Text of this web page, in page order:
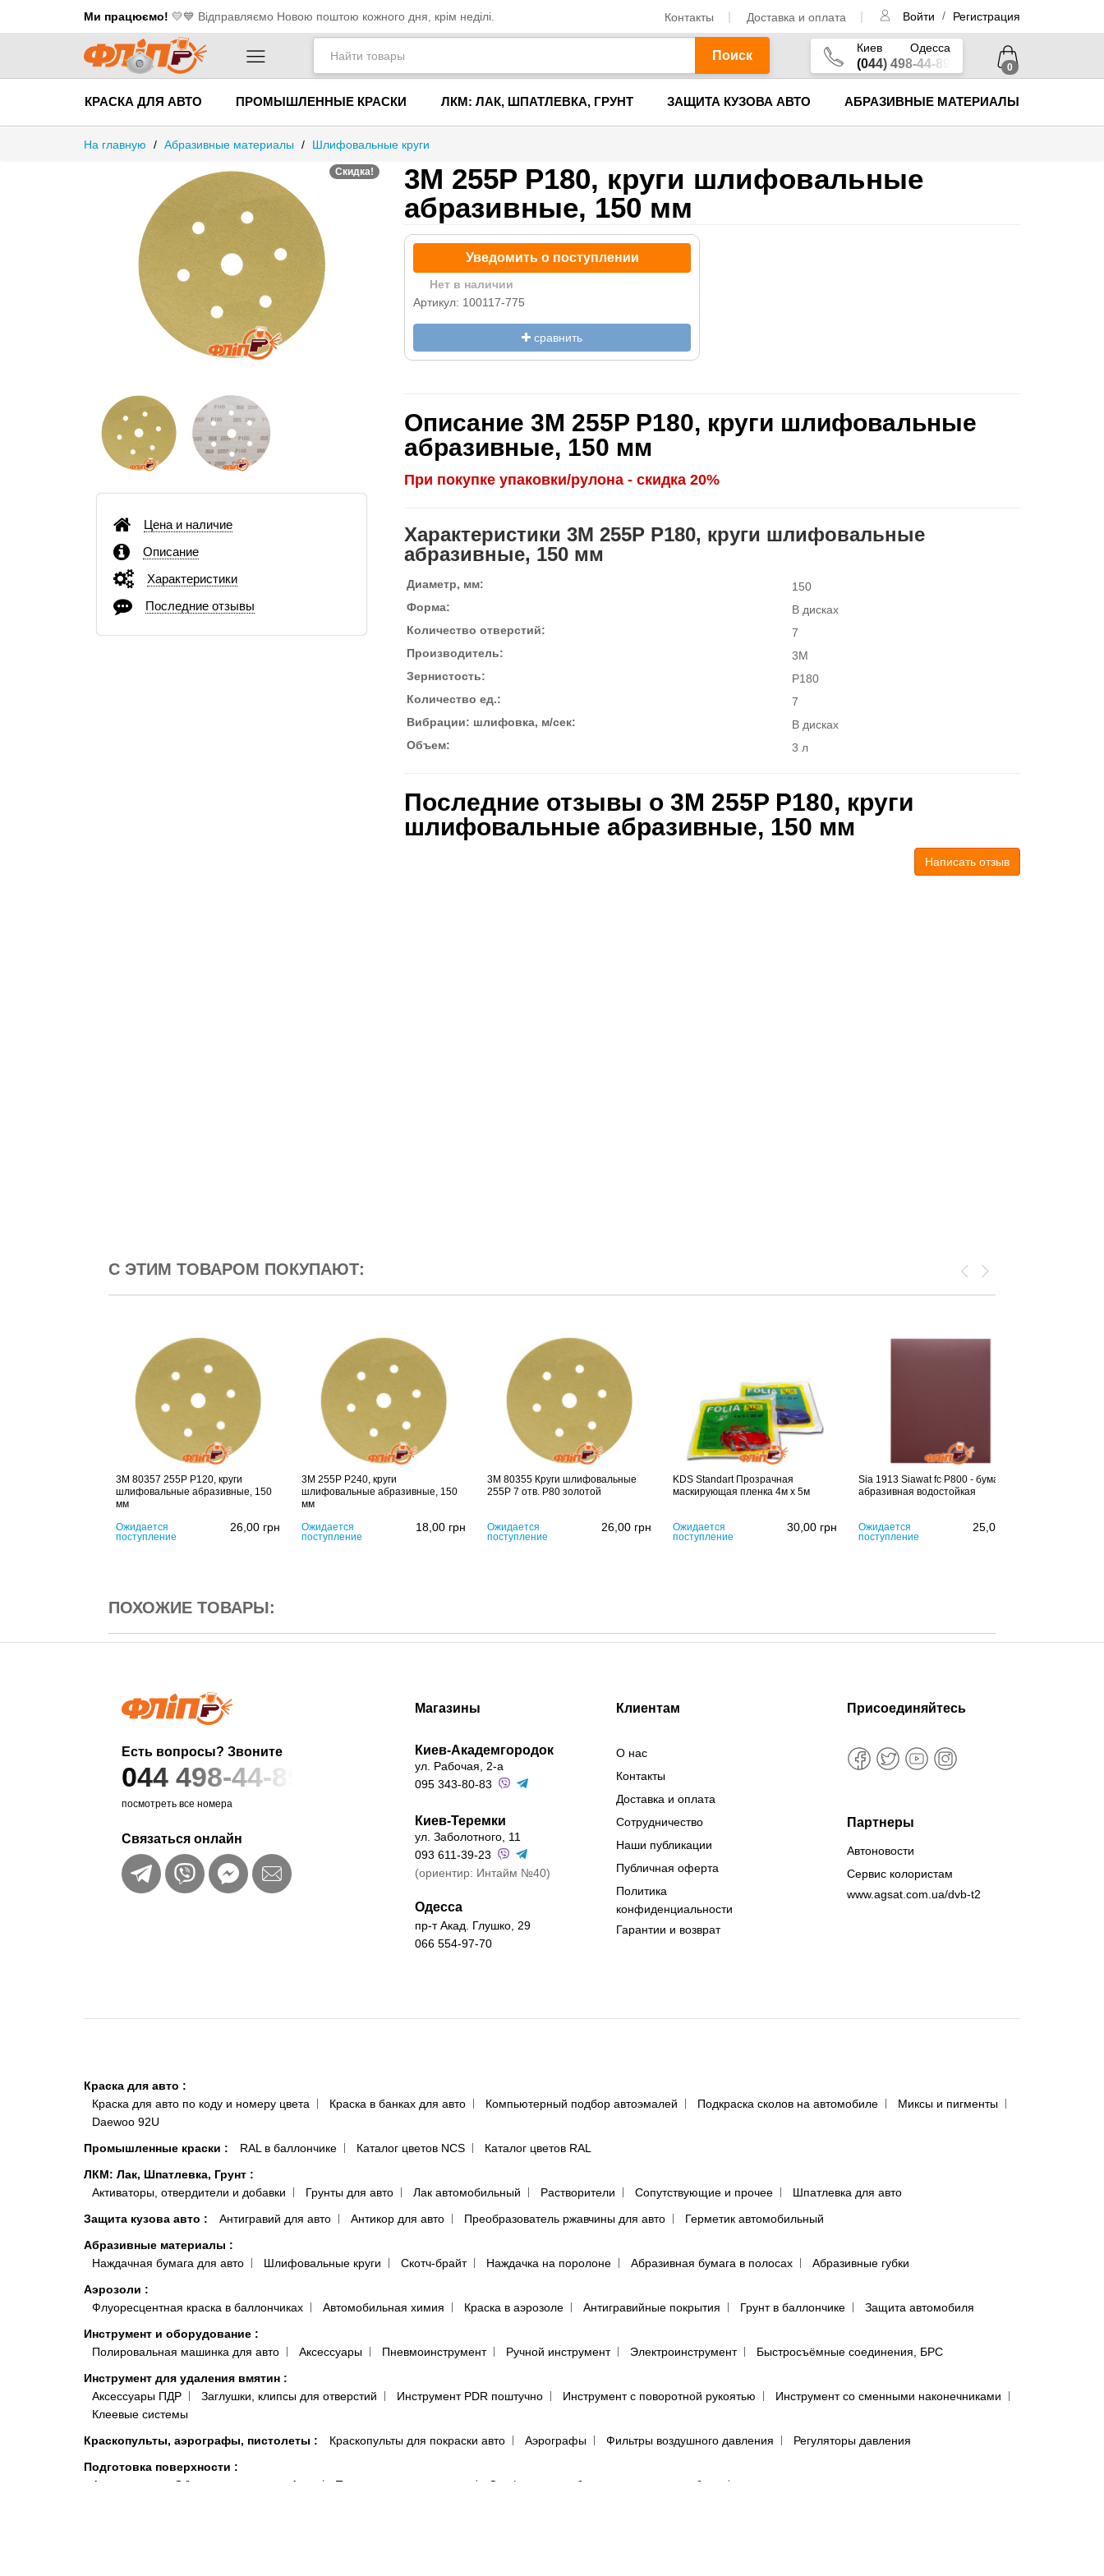
Ми працюємо! 💛​💙 Відправляємо Новою поштою кожного дня, крім неділі. Контакты Доставка и оплата Войти / Регистрация
Поиск
Киев Одесса
(044) 498-44-89 0
КРАСКА ДЛЯ АВТО ПРОМЫШЛЕННЫЕ КРАСКИ ЛКМ: ЛАК, ШПАТЛЕВКА, ГРУНТ ЗАЩИТА КУЗОВА АВТО АБРАЗИВНЫЕ МАТЕРИАЛЫ
На главную / Абразивные материалы / Шлифовальные круги
Скидка!
Цена и наличие
Описание
Характеристики
Последние отзывы
3M 255P P180, круги шлифовальные
абразивные, 150 мм
Уведомить о поступлении
Нет в наличии
Артикул: 100117-775
сравнить
Описание 3M 255P P180, круги шлифовальные
абразивные, 150 мм
При покупке упаковки/рулона - скидка 20%
Характеристики 3M 255P P180, круги шлифовальные
абразивные, 150 мм
Диаметр, мм:
150
Форма:
В дисках
Количество отверстий:
7
Производитель:
3M
Зернистость:
P180
Количество ед.:
7
Вибрации: шлифовка, м/сек:
В дисках
Объем:
3 л
Последние отзывы о 3M 255P P180, круги
шлифовальные абразивные, 150 мм
Написать отзыв
С ЭТИМ ТОВАРОМ ПОКУПАЮТ:
3M 80357 255P P120, круги
шлифовальные абразивные, 150
мм
Ожидается
поступление
26,00 грн
3M 255P P240, круги
шлифовальные абразивные, 150
мм
Ожидается
поступление
18,00 грн
3M 80355 Круги шлифовальные
255P 7 отв. P80 золотой
Ожидается
поступление
26,00 грн
KDS Standart Прозрачная
маскирующая пленка 4м х 5м
Ожидается
поступление
30,00 грн
Sia 1913 Siawat fc P800 - бумага
абразивная водостойкая
Ожидается
поступление
25,00
ПОХОЖИЕ ТОВАРЫ:
Есть вопросы? Звоните
044 498-44-89
посмотреть все номера
Связаться онлайн
Магазины
Киев-Академгородок
ул. Рабочая, 2-а
095 343-80-83
Киев-Теремки
ул. Заболотного, 11
093 611-39-23
(ориентир: Интайм №40)
Одесса
пр-т Акад. Глушко, 29
066 554-97-70
Клиентам
О нас
Контакты
Доставка и оплата
Сотрудничество
Наши публикации
Публичная оферта
Политика
конфиденциальности
Гарантии и возврат
Присоединяйтесь
Партнеры
Автоновости
Сервис колористам
www.agsat.com.ua/dvb-t2
Краска для авто :
Краска для авто по коду и номеру цвета
Краска в банках для авто Компьютерный подбор автоэмалей Подкраска сколов на автомобиле
Миксы и пигменты
Daewoo 92U
Промышленные краски : RAL в баллончике Каталог цветов NCS
Каталог цветов RAL
ЛКМ: Лак, Шпатлевка, Грунт :
Активаторы, отвердители и добавки
Грунты для авто Лак автомобильный Растворители Сопутствующие и прочее
Шпатлевка для авто
Защита кузова авто : Антигравий для авто Антикор для авто Преобразователь ржавчины для авто
Герметик автомобильный
Абразивные материалы :
Наждачная бумага для авто
Шлифовальные круги Скотч-брайт Наждачка на поролоне Абразивная бумага в полосах
Абразивные губки
Аэрозоли :
Флуоресцентная краска в баллончиках
Автомобильная химия Краска в аэрозоле Антигравийные покрытия Грунт в баллончике
Защита автомобиля
Инструмент и оборудование :
Полировальная машинка для авто
Аксессуары Пневмоинструмент Ручной инструмент Электроинструмент
Быстросъёмные соединения, БРС
Инструмент для удаления вмятин :
Аксессуары ПДР
Заглушки, клипсы для отверстий Инструмент PDR поштучно Инструмент с поворотной рукоятью
Инструмент со сменными наконечниками
Клеевые системы
Краскопульты, аэрографы, пистолеты : Краскопульты для покраски авто Аэрографы Фильтры воздушного давления
Регуляторы давления
Подготовка поверхности :
Антисиликон и Обезжириватель для Авто
Полотенца протирочные
Салфетки для обезжиривания автомобиля